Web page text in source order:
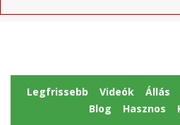
Legfrissebb Videók Állás
Blog
Hasznos